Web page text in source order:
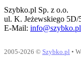
Szybko.pl Sp. z o.o.
ul. K. Jeżewskiego 5D/
E-Mail: info@szybko.pl
2005-2026 © Szybko.pl •